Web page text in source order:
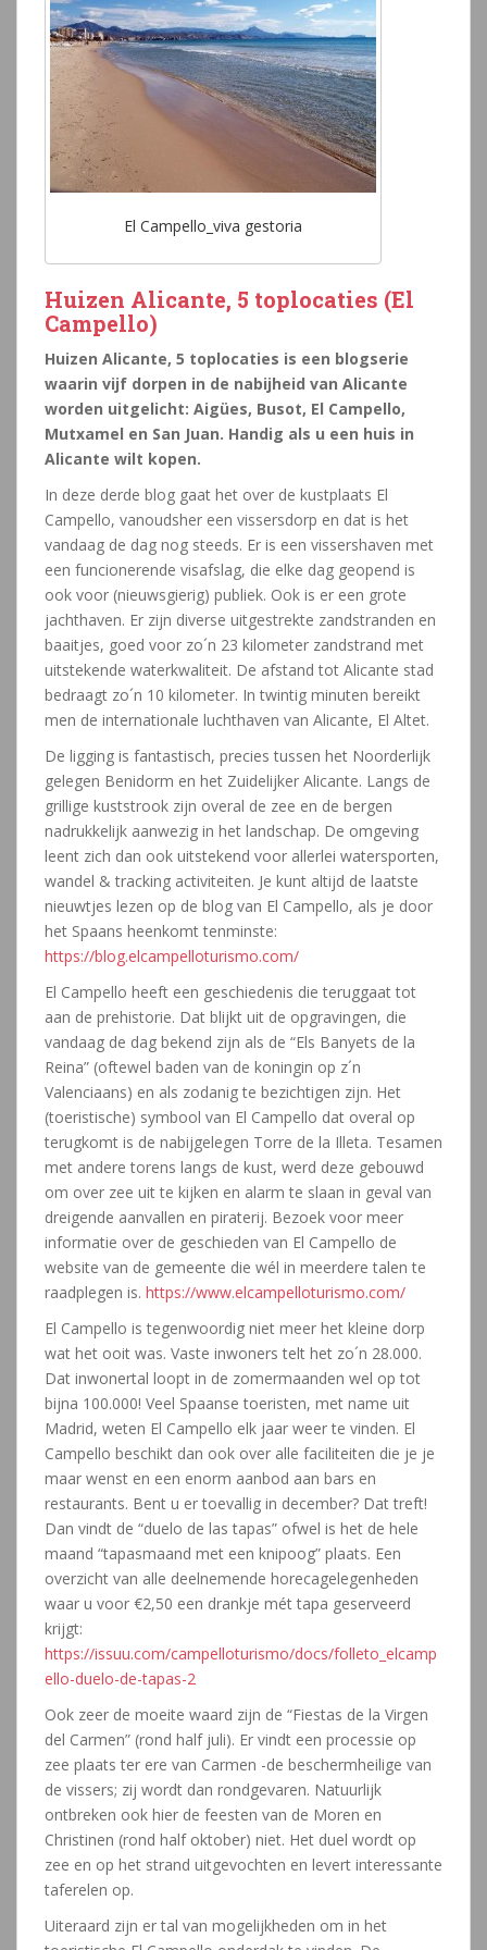
El Campello_viva gestoria
Huizen Alicante, 5 toplocaties (El
Campello)
Huizen Alicante, 5 toplocaties is een blogserie
waarin vijf dorpen in de nabijheid van Alicante
worden uitgelicht: Aigües, Busot, El Campello,
Mutxamel en San Juan. Handig als u een huis in
Alicante wilt kopen.
In deze derde blog gaat het over de kustplaats El
Campello, vanoudsher een vissersdorp en dat is het
vandaag de dag nog steeds. Er is een vissershaven met
een funcionerende visafslag, die elke dag geopend is
ook voor (nieuwsgierig) publiek. Ook is er een grote
jachthaven. Er zijn diverse uitgestrekte zandstranden en
baaitjes, goed voor zo´n 23 kilometer zandstrand met
uitstekende waterkwaliteit. De afstand tot Alicante stad
bedraagt zo´n 10 kilometer. In twintig minuten bereikt
men de internationale luchthaven van Alicante, El Altet.
De ligging is fantastisch, precies tussen het Noorderlijk
gelegen Benidorm en het Zuidelijker Alicante. Langs de
grillige kuststrook zijn overal de zee en de bergen
nadrukkelijk aanwezig in het landschap. De omgeving
leent zich dan ook uitstekend voor allerlei watersporten,
wandel & tracking activiteiten. Je kunt altijd de laatste
nieuwtjes lezen op de blog van El Campello, als je door
het Spaans heenkomt tenminste:
https://blog.elcampelloturismo.com/
El Campello heeft een geschiedenis die teruggaat tot
aan de prehistorie. Dat blijkt uit de opgravingen, die
vandaag de dag bekend zijn als de “Els Banyets de la
Reina” (oftewel baden van de koningin op z´n
Valenciaans) en als zodanig te bezichtigen zijn. Het
(toeristische) symbool van El Campello dat overal op
terugkomt is de nabijgelegen Torre de la Illeta. Tesamen
met andere torens langs de kust, werd deze gebouwd
om over zee uit te kijken en alarm te slaan in geval van
dreigende aanvallen en piraterij. Bezoek voor meer
informatie over de geschieden van El Campello de
website van de gemeente die wél in meerdere talen te
raadplegen is. https://www.elcampelloturismo.com/
El Campello is tegenwoordig niet meer het kleine dorp
wat het ooit was. Vaste inwoners telt het zo´n 28.000.
Dat inwonertal loopt in de zomermaanden wel op tot
bijna 100.000! Veel Spaanse toeristen, met name uit
Madrid, weten El Campello elk jaar weer te vinden. El
Campello beschikt dan ook over alle faciliteiten die je je
maar wenst en een enorm aanbod aan bars en
restaurants. Bent u er toevallig in december? Dat treft!
Dan vindt de “duelo de las tapas” ofwel is het de hele
maand “tapasmaand met een knipoog” plaats. Een
overzicht van alle deelnemende horecagelegenheden
waar u voor €2,50 een drankje mét tapa geserveerd
krijgt:
https://issuu.com/campelloturismo/docs/folleto_elcamp
ello-duelo-de-tapas-2
Ook zeer de moeite waard zijn de “Fiestas de la Virgen
del Carmen” (rond half juli). Er vindt een processie op
zee plaats ter ere van Carmen -de beschermheilige van
de vissers; zij wordt dan rondgevaren. Natuurlijk
ontbreken ook hier de feesten van de Moren en
Christinen (rond half oktober) niet. Het duel wordt op
zee en op het strand uitgevochten en levert interessante
taferelen op.
Uiteraard zijn er tal van mogelijkheden om in het